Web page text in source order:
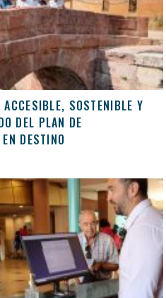
SOSTENIBLE Y
DEL PLAN DE
DESTINO